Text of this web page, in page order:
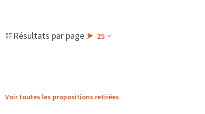
Résultats par page : 25
Voir toutes les propositions retirées